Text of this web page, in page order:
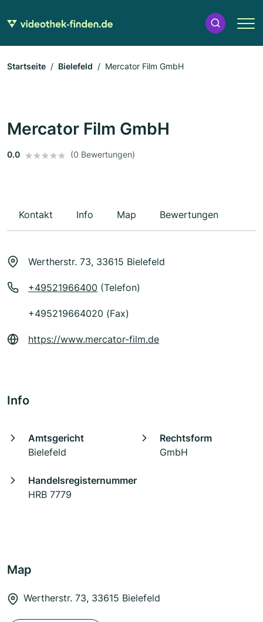
Startseite Bielefeld Mercator Film GmbH
Mercator Film GmbH
0.0 (0 Bewertungen)
Kontakt Info Map Bewertungen
Wertherstr. 73, 33615 Bielefeld
+49521966400 (Telefon)
+495219664020 (Fax)
https://www.mercator-film.de
Info
Amtsgericht
Bielefeld
Rechtsform
GmbH
Handelsregisternummer
HRB 7779
Map
Wertherstr. 73, 33615 Bielefeld